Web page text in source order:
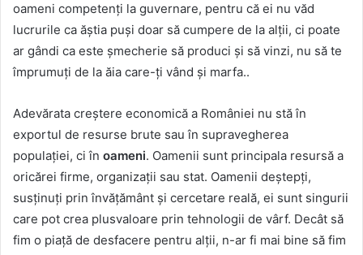
oameni competenți la guvernare, pentru că ei nu văd
lucrurile ca ăștia puși doar să cumpere de la alții, ci poate
ar gândi ca este șmecherie să produci și să vinzi, nu să te
împrumuți de la ăia care-ți vând și marfa..
Adevărata creștere economică a României nu stă în
exportul de resurse brute sau în supravegherea
populației, ci în oameni. Oamenii sunt principala resursă a
oricărei firme, organizații sau stat. Oamenii deștepți,
susținuți prin învățământ și cercetare reală, ei sunt singurii
care pot crea plusvaloare prin tehnologii de vârf. Decât să
fim o piață de desfacere pentru alții, n-ar fi mai bine să fim